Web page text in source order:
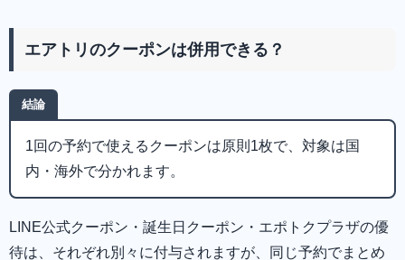
エアトリのクーポンは併用できる？
結論
1回の予約で使えるクーポンは原則1枚で、対象は国
内・海外で分かれます。
LINE公式クーポン・誕生日クーポン・エポトクプラザの優
待は、それぞれ別々に付与されますが、同じ予約でまとめ